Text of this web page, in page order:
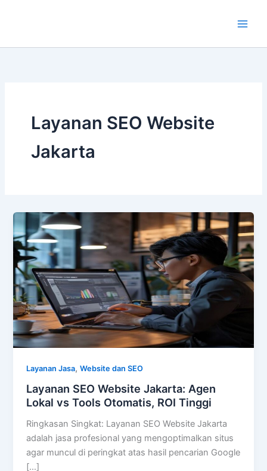
Layanan SEO Website
Jakarta
Layanan Jasa,Website dan SEO
Layanan SEO Website Jakarta: Agen
Lokal vs Tools Otomatis, ROI Tinggi
Ringkasan Singkat: Layanan SEO Website Jakarta
adalah jasa profesional yang mengoptimalkan situs
agar muncul di peringkat atas hasil pencarian Google
[…]